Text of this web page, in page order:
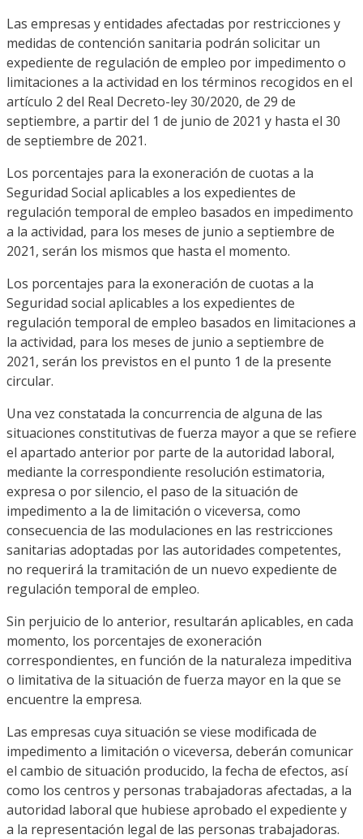
Las empresas y entidades afectadas por restricciones y
medidas de contención sanitaria podrán solicitar un
expediente de regulación de empleo por impedimento o
limitaciones a la actividad en los términos recogidos en el
artículo 2 del Real Decreto-ley 30/2020, de 29 de
septiembre, a partir del 1 de junio de 2021 y hasta el 30
de septiembre de 2021.
Los porcentajes para la exoneración de cuotas a la
Seguridad Social aplicables a los expedientes de
regulación temporal de empleo basados en impedimento
a la actividad, para los meses de junio a septiembre de
2021, serán los mismos que hasta el momento.
Los porcentajes para la exoneración de cuotas a la
Seguridad social aplicables a los expedientes de
regulación temporal de empleo basados en limitaciones a
la actividad, para los meses de junio a septiembre de
2021, serán los previstos en el punto 1 de la presente
circular.
Una vez constatada la concurrencia de alguna de las
situaciones constitutivas de fuerza mayor a que se refiere
el apartado anterior por parte de la autoridad laboral,
mediante la correspondiente resolución estimatoria,
expresa o por silencio, el paso de la situación de
impedimento a la de limitación o viceversa, como
consecuencia de las modulaciones en las restricciones
sanitarias adoptadas por las autoridades competentes,
no requerirá la tramitación de un nuevo expediente de
regulación temporal de empleo.
Sin perjuicio de lo anterior, resultarán aplicables, en cada
momento, los porcentajes de exoneración
correspondientes, en función de la naturaleza impeditiva
o limitativa de la situación de fuerza mayor en la que se
encuentre la empresa.
Las empresas cuya situación se viese modificada de
impedimento a limitación o viceversa, deberán comunicar
el cambio de situación producido, la fecha de efectos, así
como los centros y personas trabajadoras afectadas, a la
autoridad laboral que hubiese aprobado el expediente y
a la representación legal de las personas trabajadoras.